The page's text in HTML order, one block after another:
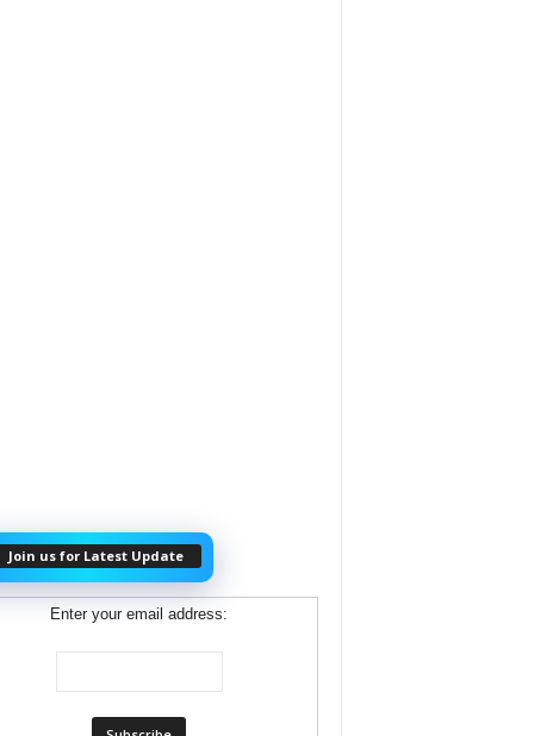
Join us for Latest Update
Enter your email address: